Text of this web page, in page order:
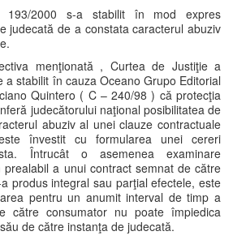
193/2000 s-a stabilit în mod expres
judecată de a constata caracterul abuziv
menţionată , Curtea de Justiţie a
a stabilit în cauza Oceano Grupo Editorial
Quintero ( C – 240/98 ) că protecţia
judecătorului naţional posibilitatea de
abuziv al unei clauze contractuale
învestit cu formularea unei cereri
Întrucât o asemenea examinare
a unui contract semnat de către
produs integral sau parţial efectele, este
pentru un anumit interval de timp a
către consumator nu poate împiedica
de către instanţa de judecată.